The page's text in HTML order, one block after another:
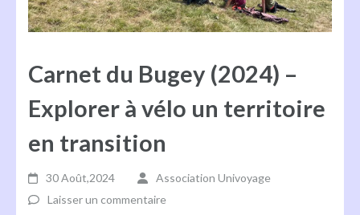
Carnet du Bugey (2024) –
Explorer à vélo un territoire
en transition
30 Août,2024
Association Univoyage
Laisser un commentaire